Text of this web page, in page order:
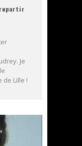
Je
de Lille !